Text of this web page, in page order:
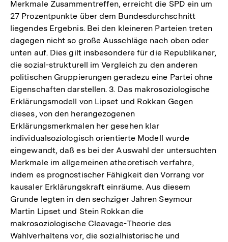
Merkmale Zusammentreffen, erreicht die SPD ein um
27 Prozentpunkte über dem Bundesdurchschnitt
liegendes Ergebnis. Bei den kleineren Parteien treten
dagegen nicht so große Ausschläge nach oben oder
unten auf. Dies gilt insbesondere für die Republikaner,
die sozial-strukturell im Vergleich zu den anderen
politischen Gruppierungen geradezu eine Partei ohne
Eigenschaften darstellen. 3. Das makrosoziologische
Erklärungsmodell von Lipset und Rokkan Gegen
dieses, von den herangezogenen
Erklärungsmerkmalen her gesehen klar
individualsoziologisch orientierte Modell wurde
eingewandt, daß es bei der Auswahl der untersuchten
Merkmale im allgemeinen atheoretisch verfahre,
indem es prognostischer Fähigkeit den Vorrang vor
kausaler Erklärungskraft einräume. Aus diesem
Grunde legten in den sechziger Jahren Seymour
Martin Lipset und Stein Rokkan die
makrosoziologische Cleavage-Theorie des
Wahlverhaltens vor, die sozialhistorische und